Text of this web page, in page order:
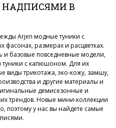
НАДПИСЯМИ В
Arjen модные туники с
фасонах, размерах и расцветках.
базовые повседневные модели,
туники с капюшоном. Для их
виды трикотажа, эко-кожу, замшу,
и другие материалы и
демисезонные и
трендов. Новые мини-коллекции
поэтому у нас вы найдете самые